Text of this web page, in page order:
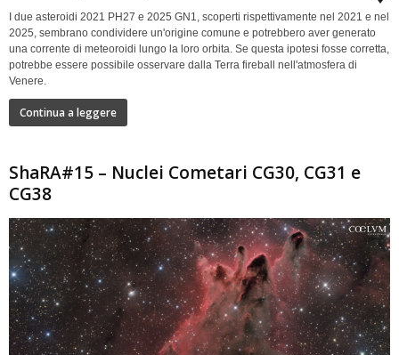
I due asteroidi 2021 PH27 e 2025 GN1, scoperti rispettivamente nel 2021 e nel
2025, sembrano condividere un'origine comune e potrebbero aver generato
una corrente di meteoroidi lungo la loro orbita. Se questa ipotesi fosse corretta,
potrebbe essere possibile osservare dalla Terra fireball nell'atmosfera di
Venere.
Continua a leggere
ShaRA#15 – Nuclei Cometari CG30, CG31 e
CG38